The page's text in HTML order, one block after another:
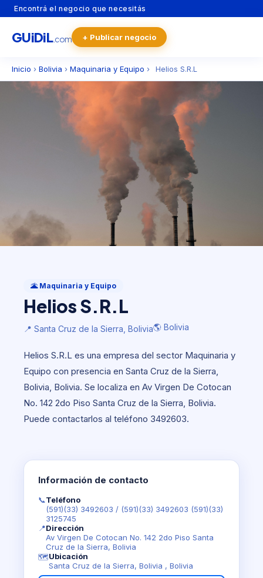
Encontrá el negocio que necesitás
GUiDiL.com + Publicar negocio
Inicio › Bolivia › Maquinaria y Equipo › Helios S.R.L
Helios S.R.L
📍 Santa Cruz de la Sierra, Bolivia
🌋 Maquinaria y Equipo
Helios S.R.L
📍 Santa Cruz de la Sierra, Bolivia🌎 Bolivia
Helios S.R.L es una empresa del sector Maquinaria y
Equipo con presencia en Santa Cruz de la Sierra,
Bolivia, Bolivia. Se localiza en Av Virgen De Cotocan
No. 142 2do Piso Santa Cruz de la Sierra, Bolivia.
Puede contactarlos al teléfono 3492603.
Información de contacto
📞Teléfono
(591)(33) 3492603 / (591)(33) 3492603 (591)(33)
3125745
📍Dirección
Av Virgen De Cotocan No. 142 2do Piso Santa
Cruz de la Sierra, Bolivia
🗺️Ubicación
Santa Cruz de la Sierra, Bolivia , Bolivia